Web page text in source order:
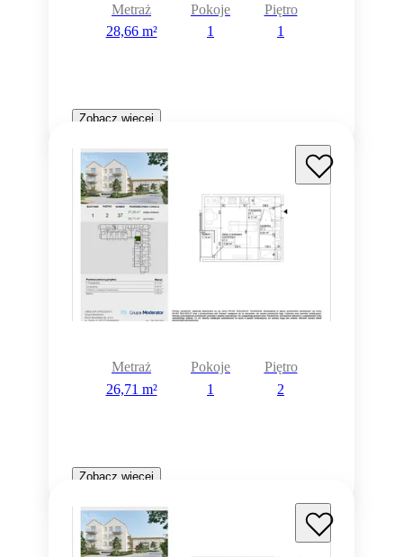
Metraż
28,66 m²
Pokoje
1
Piętro
1
Zobacz więcej
Metraż
26,71 m²
Pokoje
1
Piętro
2
Zobacz więcej